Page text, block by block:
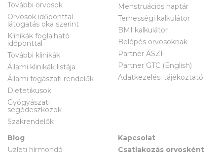
További orvosok
Orvosok időponttal
látogatás oka szerint
Klinikák foglalható
időponttal
További klinikák
Állami klinikák listája
Állami fogászati rendelők
Dietetikusok
Gyógyászati
segédeszközök
Szakrendelők
Menstruációs naptár
Terhességi kalkulátor
BMI kalkulátor
Belépés orvosoknak
Partner ÁSZF
Partner GTC (English)
Adatkezelési tájékoztató
Blog
Üzleti hírmondó
Kapcsolat
Csatlakozás orvosként